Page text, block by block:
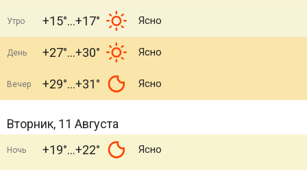
Утро +15° +17° Ясно
День +27° +30° Ясно
Вечер +29° +31° Ясно
Вторник, 11 Августа
Ночь +19° +22° Ясно